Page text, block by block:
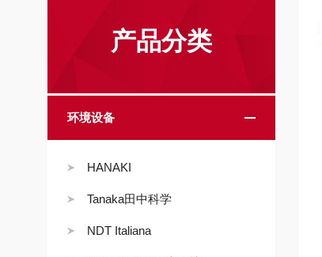
产品分类
环境设备
HANAKI
Tanaka田中科学
NDT Italiana